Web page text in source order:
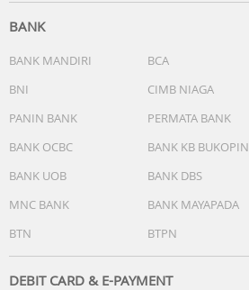
BANK
BANK MANDIRI BCA
BNI
CIMB NIAGA
PANIN BANK
PERMATA BANK
BANK OCBC
BANK KB BUKOPIN
BANK UOB
BANK DBS
MNC BANK
BANK MAYAPADA
BTN
BTPN
DEBIT CARD & E-PAYMENT